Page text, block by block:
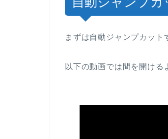
まずは自動ジャンプカット
以下の動画では間を開ける